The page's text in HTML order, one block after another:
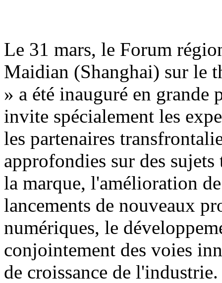
Le 31 mars, le Forum
Maidian (Shanghai) sur le
» a été inauguré en grande
invite spécialement les
les partenaires
approfondies sur des
la marque, l'amélioration
lancements de nouveaux
numériques, le
conjointement des voies
de croissance de l'industrie.